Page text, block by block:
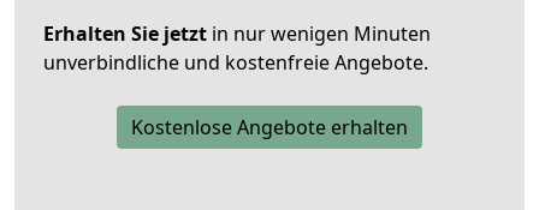
Erhalten Sie jetzt in nur wenigen Minuten
unverbindliche und kostenfreie Angebote.
Kostenlose Angebote erhalten